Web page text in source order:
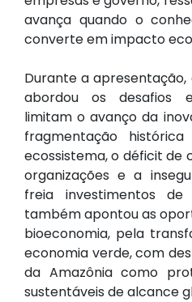
avança quando o
converte em impacto
Durante a
abordou os desafios
limitam o avanço da
fragmentação
ecossistema, o déficit de
organizações e a
freia investimentos de
também apontou as
bioeconomia, pela
economia verde, com
da Amazônia como
sustentáveis de alcance